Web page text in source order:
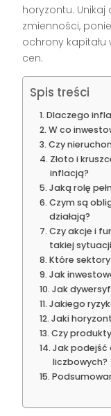
horyzontu.
zmienności,
ochrony
cen.
Spis treści
Dlaczego
W co
Czy
Złoto i
inflacją?
Jaką rolę
Czym są
działają?
Czy akcje i
takiej
Które
Jak
Jak
Jakiego
Jaki
Czy
Jak podejść
liczbowych?